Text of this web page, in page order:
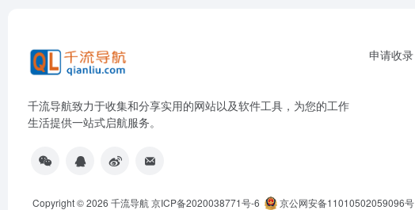
千流导航致力于收集和分享实用的网站以及软件工具，为您的工作
生活提供一站式启航服务。
申请收录
Copyright © 2026 千流导航京ICP备2020038771号-6 京公网安备11010502059096号